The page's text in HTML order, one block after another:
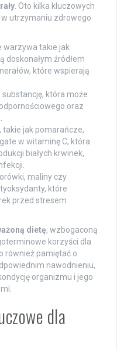
. Oto kilka kluczowych
utrzymaniu zdrowego
warzywa takie jak
doskonałym źródłem
które wspierają
substancję, która może
oraz
takie jak pomarańcze,
w witaminę C, która
białych krwinek,
maliny czy
które
przed stresem
dietę, wzbogaconą
korzyści dla
również pamiętać o
nawodnieniu,
organizmu i jego
dla